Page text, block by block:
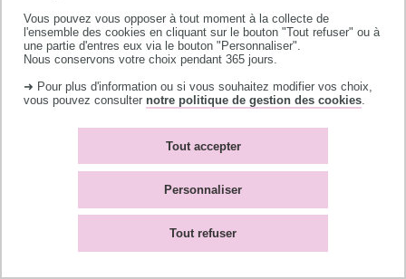
Vous pouvez vous opposer à tout moment à la collecte de
l'ensemble des cookies en cliquant sur le bouton "Tout refuser" ou à
une partie d'entres eux via le bouton "Personnaliser".
Nous conservons votre choix pendant 365 jours.
➜ Pour plus d'information ou si vous souhaitez modifier vos choix,
vous pouvez consulter notre politique de gestion des cookies
Tout accepter
Tout refuser
Personnaliser
Plantes à fleurs